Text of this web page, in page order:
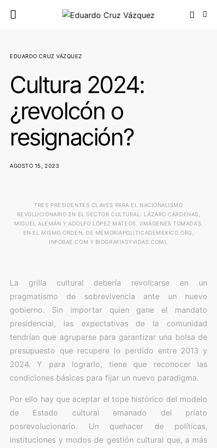
EDUARDO CRUZ VÁZQUEZ
Cultura 2024:
¿revolcón o
resignación?
AGOSTO 15, 2023
TRES PRESIDENTES CLAVES PARA EL NACIONALISMO
REVOLUCIONARIO EN EL SECTOR CULTURAL: LÁZARO CÁRDENAS,
MIGUEL ALEMÁN Y ADOLFO LÓPEZ MATEOS. (IMÁGENES TOMADAS,
EN EL MISMO ORDEN, DE MEMORIAPOLITICADEMEXICO.ORG,
INFOBAE.COM Y BIOGRAFIASYVIDAS.COM).
La grilla cultural debería revolcarse en un
pragmatismo de sobrevivencia ante un nuevo
gobierno. Sin importar quien gane el mandato
presidencial, las expectativas de la comunidad
tendrían que agruparse para garantizar una bolsa de
presupuesto que recupere lo perdido entre 2013 y
2024. Y para lograrlo, tiene que reconocer las
condiciones básicas para fijar un nuevo paradigma.
Por ello hay que aceptar el tope histórico del modelo
de Estado cultural emanado del priato
posrevolucionario. Un quehacer de políticas,
instituciones y modos de gestión cultural que, a más